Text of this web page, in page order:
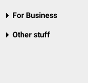
For Business
Other stuff